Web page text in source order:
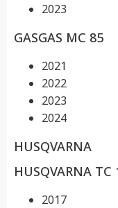
2023
GASGAS MC 85
2021
2022
2023
2024
HUSQVARNA
HUSQVARNA TC
2017